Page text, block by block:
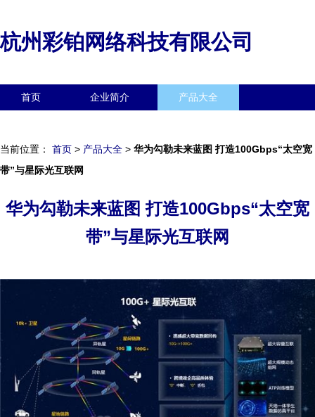
杭州彩铂网络科技有限公司
首页 企业简介 产品大全
当前位置： 首页 > 产品大全 > 华为勾勒未来蓝图 打造100Gbps“太空宽
带”与星际光互联网
华为勾勒未来蓝图 打造100Gbps“太空宽
带”与星际光互联网